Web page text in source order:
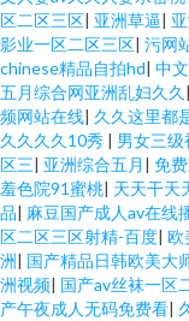
区二区三区| 亚洲草逼|
影业一区二区三区| 污网
chinese精品自拍hd| 中
五月综合网亚洲乱妇久久 |
频网站在线| 久久这里都
久久久久10秀 | 男女三级
区三| 亚洲综合五月 | 免
羞色院91蜜桃| 天天干天
品| 麻豆国产成人av在线
区二区三区射精-百度| 欧
洲| 国产精品日韩欧美大
洲视频| 国产av丝袜一区
产午夜成人无码免费看|